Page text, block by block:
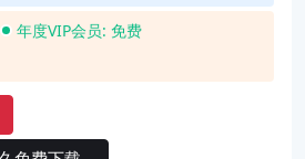
年度VIP会员: 免费